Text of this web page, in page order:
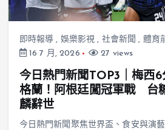
即時報導 , 娛樂影視 , 社會新聞 , 體育
16 7 月, 2026
27 views
今日熱門新聞TOP3｜梅西
格蘭！阿根廷闖冠軍戰 台
麟辭世
今日熱門新聞聚焦世界盃、食安與演